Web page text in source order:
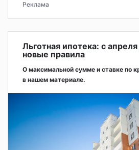
Реклама
Льготная ипотека: с
новые правила
О максимальной сумме и ставке по
в нашем материале.